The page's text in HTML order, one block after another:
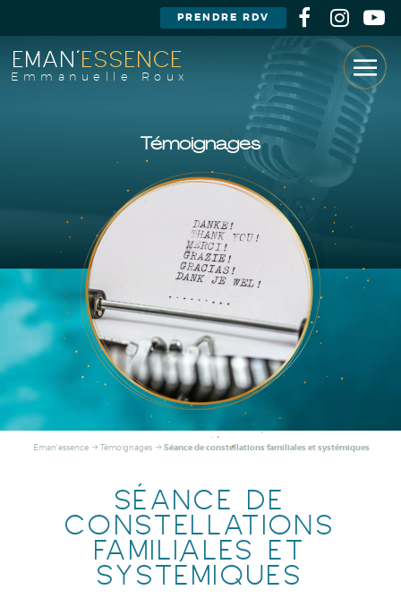
Témoignages
EMAN'ESSENCE
Emmanuelle Roux
PRENDRE RDV
Eman'essence Témoignages Séance de constellations familiales et systémiques
SÉANCE DE
CONSTELLATIONS
FAMILIALES ET
SYSTÉMIQUES